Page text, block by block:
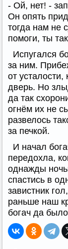
- Ой, нет! -
Он опять
тогда нам не
помоги, ты
Испугался
за ним.
от усталости,
дверь. Но
да так
огнём их не
развелось
за печкой.
И начал
передохла,
однажды
спастись в
завистник
раньше наш
богач да